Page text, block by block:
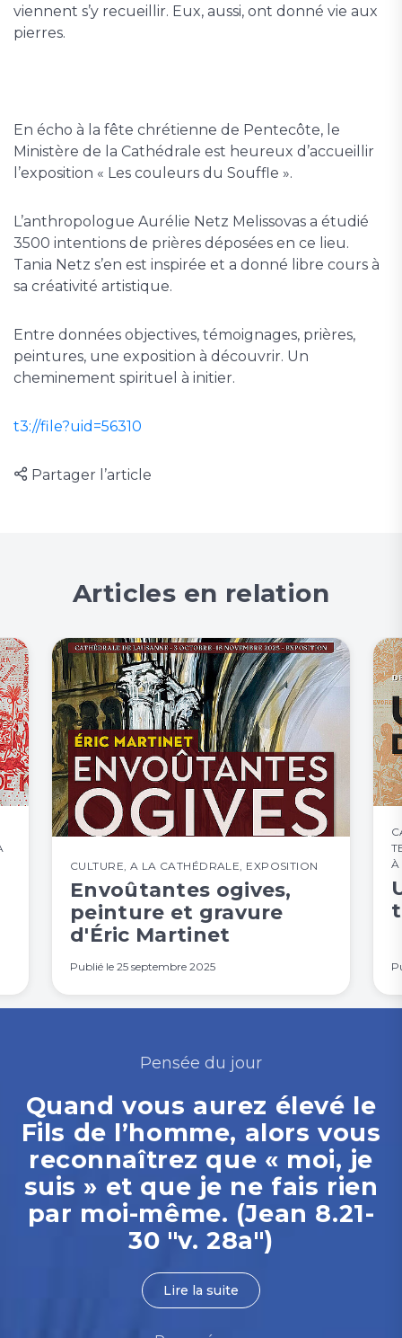
viennent s’y recueillir. Eux, aussi, ont donné vie aux
pierres.
En écho à la fête chrétienne de Pentecôte, le
Ministère de la Cathédrale est heureux d’accueillir
l’exposition « Les couleurs du Souffle ».
L’anthropologue Aurélie Netz Melissovas a étudié
3500 intentions de prières déposées en ce lieu.
Tania Netz s’en est inspirée et a donné libre cours à
sa créativité artistique.
Entre données objectives, témoignages, prières,
peintures, une exposition à découvrir. Un
cheminement spirituel à initier.
t3://file?uid=56310
Partager l’article
Articles en relation
CULTURE, A LA CATHÉDRALE, EXPOSITION
Envoûtantes ogives,
peinture et gravure
d'Éric Martinet
Publié le 25 septembre 2025
À
Pensée du jour
Quand vous aurez élevé le
Fils de l’homme, alors vous
reconnaîtrez que « moi, je
suis » et que je ne fais rien
par moi-même. (Jean 8.21-
30 "v. 28a")
Lire la suite